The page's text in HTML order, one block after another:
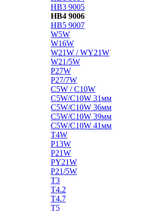
HB3 9005
HB4 9006
HB5 9007
W5W
W16W
W21W / WY21W
W21/5W
P27W
P27/7W
C5W / C10W
C5W/C10W 31мм
C5W/C10W 36мм
C5W/C10W 39мм
C5W/C10W 41мм
T4W
P13W
P21W
PY21W
P21/5W
T3
T4.2
T4.7
T5